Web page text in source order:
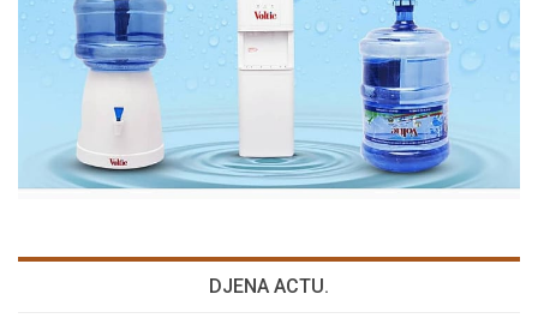
DJENA ACTU.